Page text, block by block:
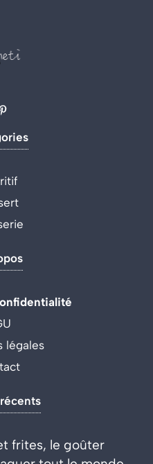
légales
frites, le goûter